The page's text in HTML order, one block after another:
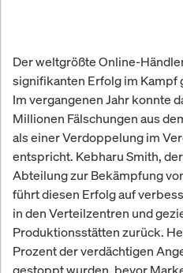
Der weltgrößte Online-
signifikanten Erfolg im Kampf
Im vergangenen Jahr konnte
Millionen Fälschungen aus
als einer Verdoppelung im
entspricht. Kebharu Smith,
Abteilung zur Bekämpfung
führt diesen Erfolg auf
in den Verteilzentren und
Produktionsstätten zurück.
Prozent der verdächtigen